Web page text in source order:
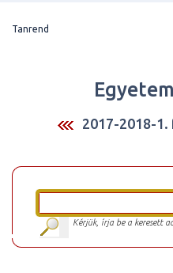
Tanrend
2017-2018-1.
Kérjük, írja be a keresett